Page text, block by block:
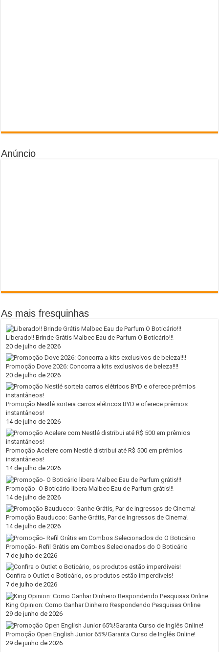
Anúncio
As mais fresquinhas
Liberado!! Brinde Grátis Malbec Eau de Parfum O Boticário!!!
20 de julho de 2026
Promoção Dove 2026: Concorra a kits exclusivos de beleza!!!!
20 de julho de 2026
Promoção Nestlé sorteia carros elétricos BYD e oferece prêmios
instantâneos!
14 de julho de 2026
Promoção Acelere com Nestlé distribui até R$ 500 em prêmios
instantâneos!
14 de julho de 2026
Promoção- O Boticário libera Malbec Eau de Parfum grátis!!!
14 de julho de 2026
Promoção Bauducco: Ganhe Grátis, Par de Ingressos de Cinema!
14 de julho de 2026
Promoção- Refil Grátis em Combos Selecionados do O Boticário
7 de julho de 2026
Confira o Outlet o Boticário, os produtos estão imperdíveis!
7 de julho de 2026
King Opinion: Como Ganhar Dinheiro Respondendo Pesquisas Online
29 de junho de 2026
Promoção Open English Junior 65%!Garanta Curso de Inglês Online!
29 de junho de 2026